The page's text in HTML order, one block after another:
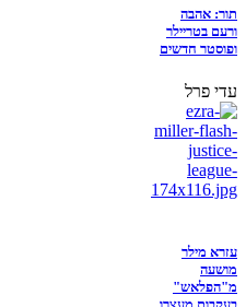
תור: אהבה
ורעם בטריילר
ופוסטר חדשים
עדי פרל
עזרא מילר
מושעה
מ"הפלאש"